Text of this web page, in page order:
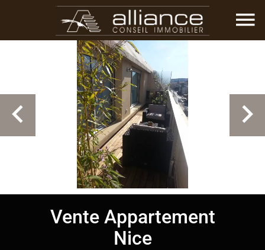
Vente Appartement
Nice